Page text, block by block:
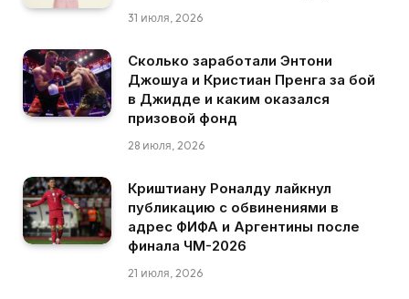
31 июля, 2026
Сколько заработали Энтони
Джошуа и Кристиан Пренга за бой
в Джидде и каким оказался
призовой фонд
28 июля, 2026
Криштиану Роналду лайкнул
публикацию с обвинениями в
адрес ФИФА и Аргентины после
финала ЧМ-2026
21 июля, 2026